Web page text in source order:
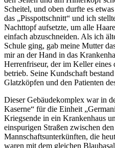
Scheitel, und oben durfte es
das
Pisspottschnitt
und ich
Nachttopf aufsetzte, um alle
einfach abzuschneiden. Als ich
Schule ging, gab meine Mutter
mir an der Hand in das
Herrenfriseur, der im Keller eines
betrieb. Seine Kundschaft
Glatzköpfen und den Patienten
Dieser Gebäudekomplex war in
Kaserne
für die Einheit
Kriegsende in ein Krankenhaus
einspurigen Straßen zwischen
Mannschaftsunterkünften, die
waren mit dem gleichen